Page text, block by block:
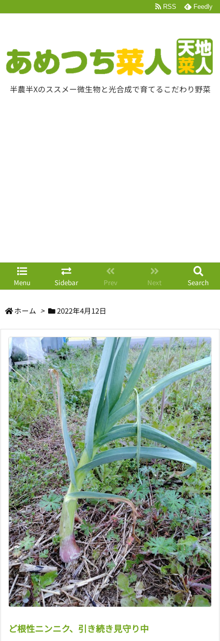
半農半Xのススメー微生物と光合成で育てるこだわり野菜
Menu Sidebar Prev Next Search
RSS Feedly
ホーム > 2022年4月12日
ど根性ニンニク、引き続き見守り中